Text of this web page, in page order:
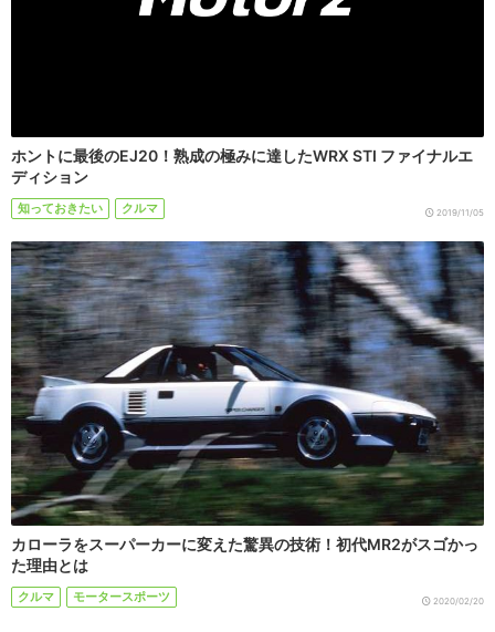
ホントに最後のEJ20！熟成の極みに達したWRX STI ファイナルエ
ディション
知っておきたい クルマ 2019/11/05
カローラをスーパーカーに変えた驚異の技術！初代MR2がスゴかっ
た理由とは
クルマ モータースポーツ 2020/02/20